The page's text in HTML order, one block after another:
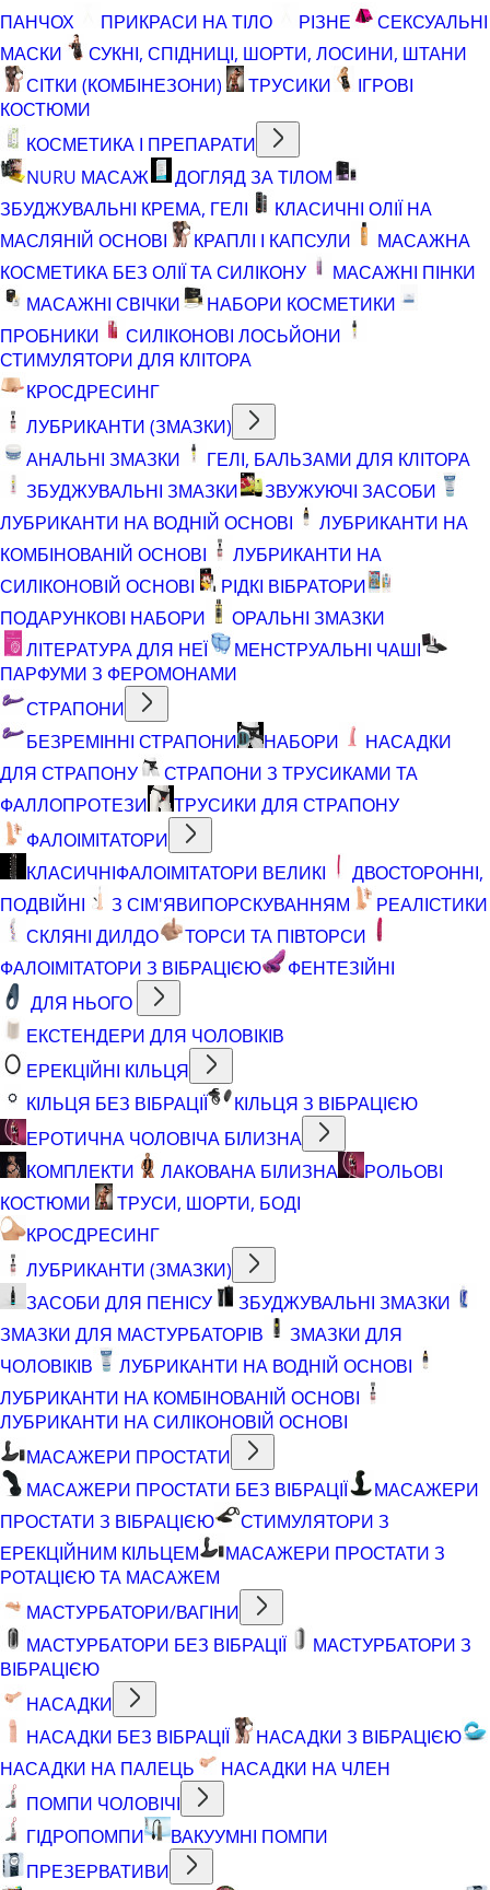
ПАНЧОХ
ПРИКРАСИ НА ТІЛО РІЗНЕ
СЕКСУАЛЬНІ
МАСКИ
СУКНІ, СПІДНИЦІ, ШОРТИ, ЛОСИНИ, ШТАНИ
СІТКИ (КОМБІНЕЗОНИ)
ТРУСИКИ
ІГРОВІ
КОСТЮМИ
КОСМЕТИКА І ПРЕПАРАТИ
NURU МАСАЖ
ДОГЛЯД ЗА ТІЛОМ
ЗБУДЖУВАЛЬНІ КРЕМА, ГЕЛІ
КЛАСИЧНІ ОЛІЇ НА
МАСЛЯНІЙ ОСНОВІ
КРАПЛІ І КАПСУЛИ
МАСАЖНА
КОСМЕТИКА БЕЗ ОЛІЇ ТА СИЛІКОНУ
МАСАЖНІ ПІНКИ
МАСАЖНІ СВІЧКИ
НАБОРИ КОСМЕТИКИ
ПРОБНИКИ
СИЛІКОНОВІ ЛОСЬЙОНИ
СТИМУЛЯТОРИ ДЛЯ КЛІТОРА
КРОСДРЕСИНГ
ЛУБРИКАНТИ (ЗМАЗКИ)
АНАЛЬНІ ЗМАЗКИ
ГЕЛІ, БАЛЬЗАМИ ДЛЯ КЛІТОРА
ЗБУДЖУВАЛЬНІ ЗМАЗКИ
ЗВУЖУЮЧІ ЗАСОБИ
ЛУБРИКАНТИ НА ВОДНІЙ ОСНОВІ
ЛУБРИКАНТИ НА
КОМБІНОВАНІЙ ОСНОВІ
ЛУБРИКАНТИ НА
СИЛІКОНОВІЙ ОСНОВІ
РІДКІ ВІБРАТОРИ
ПОДАРУНКОВІ НАБОРИ
ОРАЛЬНІ ЗМАЗКИ
ЛІТЕРАТУРА ДЛЯ НЕЇ
МЕНСТРУАЛЬНІ ЧАШІ
ПАРФУМИ З ФЕРОМОНАМИ
СТРАПОНИ
БЕЗРЕМІННІ СТРАПОНИ
НАБОРИ
НАСАДКИ
ДЛЯ СТРАПОНУ
СТРАПОНИ З ТРУСИКАМИ ТА
ФАЛЛОПРОТЕЗИ
ТРУСИКИ ДЛЯ СТРАПОНУ
ФАЛОІМІТАТОРИ
КЛАСИЧНІФАЛОІМІТАТОРИ ВЕЛИКІ
ДВОСТОРОННІ,
ПОДВІЙНІ
З СІМ'ЯВИПОРСКУВАННЯМ
РЕАЛІСТИКИ
СКЛЯНІ ДИЛДО
ТОРСИ ТА ПІВТОРСИ
ФАЛОІМІТАТОРИ З ВІБРАЦІЄЮ
ФЕНТЕЗІЙНІ
ДЛЯ НЬОГО
ЕКСТЕНДЕРИ ДЛЯ ЧОЛОВІКІВ
ЕРЕКЦІЙНІ КІЛЬЦЯ
КІЛЬЦЯ БЕЗ ВІБРАЦІЇ
КІЛЬЦЯ З ВІБРАЦІЄЮ
ЕРОТИЧНА ЧОЛОВІЧА БІЛИЗНА
КОМПЛЕКТИ
ЛАКОВАНА БІЛИЗНА
РОЛЬОВІ
КОСТЮМИ
ТРУСИ, ШОРТИ, БОДІ
КРОСДРЕСИНГ
ЛУБРИКАНТИ (ЗМАЗКИ)
ЗАСОБИ ДЛЯ ПЕНІСУ
ЗБУДЖУВАЛЬНІ ЗМАЗКИ
ЗМАЗКИ ДЛЯ МАСТУРБАТОРІВ
ЗМАЗКИ ДЛЯ
ЧОЛОВІКІВ
ЛУБРИКАНТИ НА ВОДНІЙ ОСНОВІ
ЛУБРИКАНТИ НА КОМБІНОВАНІЙ ОСНОВІ
ЛУБРИКАНТИ НА СИЛІКОНОВІЙ ОСНОВІ
МАСАЖЕРИ ПРОСТАТИ
МАСАЖЕРИ ПРОСТАТИ БЕЗ ВІБРАЦІЇ
МАСАЖЕРИ
ПРОСТАТИ З ВІБРАЦІЄЮ
СТИМУЛЯТОРИ З
ЕРЕКЦІЙНИМ КІЛЬЦЕМ
МАСАЖЕРИ ПРОСТАТИ З
РОТАЦІЄЮ ТА МАСАЖЕМ
МАСТУРБАТОРИ/ВАГІНИ
МАСТУРБАТОРИ БЕЗ ВІБРАЦІЇ
МАСТУРБАТОРИ З
ВІБРАЦІЄЮ
НАСАДКИ
НАСАДКИ БЕЗ ВІБРАЦІЇ
НАСАДКИ З ВІБРАЦІЄЮ
НАСАДКИ НА ПАЛЕЦЬ
НАСАДКИ НА ЧЛЕН
ПОМПИ ЧОЛОВІЧІ
ГІДРОПОМПИ
ВАКУУМНІ ПОМПИ
ПРЕЗЕРВАТИВИ